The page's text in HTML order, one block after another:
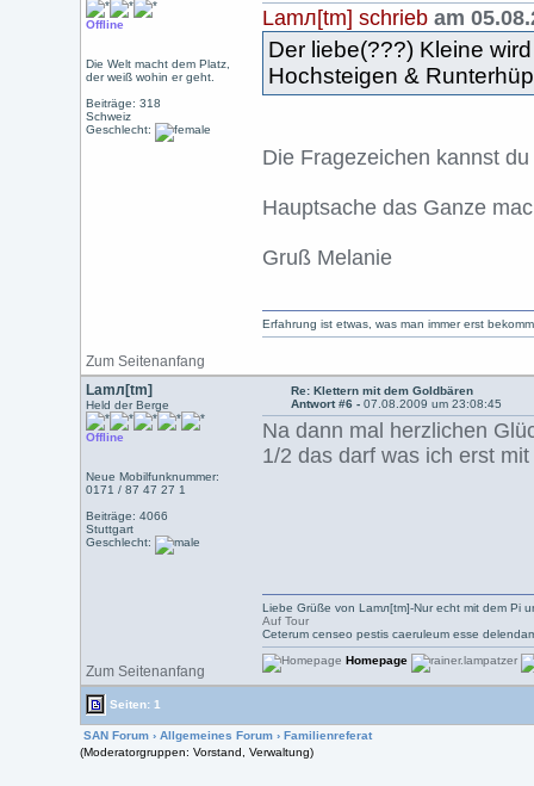
Offline
Die Welt macht dem Platz,
der weiß wohin er geht.
Beiträge: 318
Schweiz
Geschlecht:
Lamл[tm] schrieb am
Der liebe(???) Kleine
Hochsteigen &
Die Fragezeichen kannst
Hauptsache das Ganze
Gruß Melanie
Zum Seitenanfang
Erfahrung ist etwas, was man immer erst
Lamл[tm]
Held der Berge
Offline
Neue Mobilfunknummer:
0171 / 87 47 27 1
Beiträge: 4066
Stuttgart
Geschlecht:
Re: Klettern mit dem Goldbären
Antwort #6 -07.08.2009 um 23:08:45
Na dann mal herzlichen
1/2 das darf was ich erst
Zum Seitenanfang
Liebe Grüße von Lamл[tm]-Nur echt mit dem Pi
Auf Tour
Ceterum censeo pestis caeruleum esse
Homepage
Seiten: 1
SAN Forum› Allgemeines Forum› Familienreferat
(Moderatorgruppen: Vorstand, Verwaltung)